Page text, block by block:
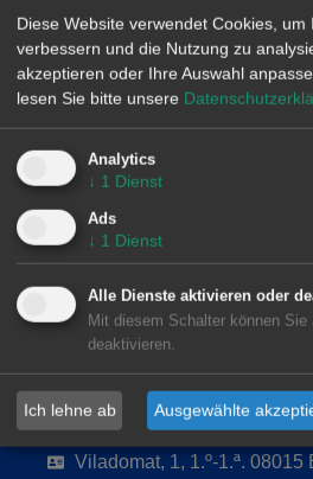
AleaSoft Madrid
Paseo de la Castellana, 79,
(+34) 900 10 21 61
AleaSoft Barcelona
Viladomat, 1, 1.º-1.ª. 08015
Diese Website verwendet Cookies, um
verbessern und die Nutzung zu
akzeptieren oder Ihre Auswahl
lesen Sie bitte unsere
Analytics
↓ 1 Dienst
Ads
↓ 1 Dienst
Alle Dienste aktivieren oder
Mit diesem Schalter können
deaktivieren.
Ich lehne ab Ausgewählte